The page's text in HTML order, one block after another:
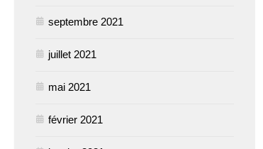
septembre 2021
juillet 2021
mai 2021
février 2021